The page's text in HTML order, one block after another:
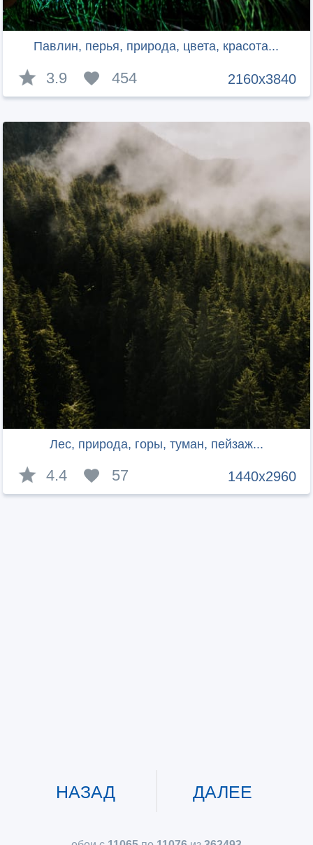
Павлин, перья, природа, цвета, красота...
2160x3840
3.9 454
Лес, природа, горы, туман, пейзаж...
1440x2960
4.4 57
НАЗАД ДАЛЕЕ